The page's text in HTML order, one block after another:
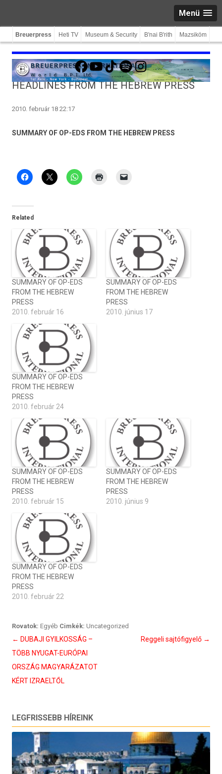
Menü
Breuerpress Heti TV Museum & Security B'nai B'rith Mazsiköm
Facebook
YouTube
TikTokSpotifyInstagram
HEADLINES FROM THE HEBREW PRESS
2010. február 18 22:17
SUMMARY OF OP-EDS FROM THE HEBREW PRESS
Related
SUMMARY OF OP-EDS
FROM THE HEBREW
PRESS
2010. február 16
SUMMARY OF OP-EDS
FROM THE HEBREW
PRESS
2010. június 17
SUMMARY OF OP-EDS
FROM THE HEBREW
PRESS
2010. február 24
SUMMARY OF OP-EDS
FROM THE HEBREW
PRESS
2010. február 15
SUMMARY OF OP-EDS
FROM THE HEBREW
PRESS
2010. június 9
SUMMARY OF OP-EDS
FROM THE HEBREW
PRESS
2010. február 22
Rovatok: Egyéb Cimkék: Uncategorized
Bejegyzés
navigáció
← DUBAJI GYILKOSSÁG –
TÖBB NYUGAT-EURÓPAI
ORSZÁG MAGYARÁZATOT
KÉRT IZRAELTŐL
Reggeli sajtófigyelő →
LEGFRISSEBB HÍREINK